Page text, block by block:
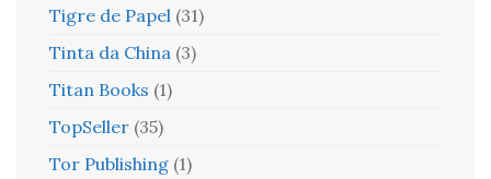
Tigre de Papel (31)
Tinta da China (3)
Titan Books (1)
TopSeller (35)
Tor Publishing (1)